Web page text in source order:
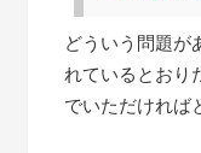
どういう問題が
れているとおり
でいただければ